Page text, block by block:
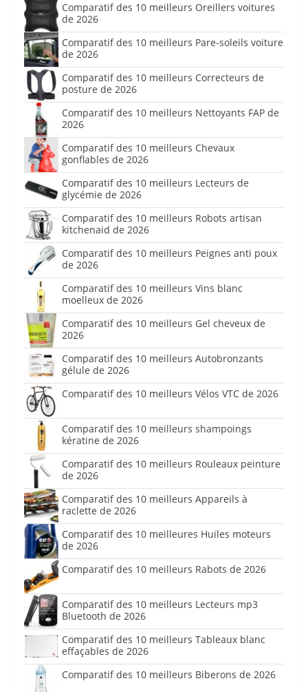
Comparatif des 10 meilleurs Oreillers voitures
de 2026
Comparatif des 10 meilleurs Pare-soleils voiture
de 2026
Comparatif des 10 meilleurs Correcteurs de
posture de 2026
Comparatif des 10 meilleurs Nettoyants FAP de
2026
Comparatif des 10 meilleurs Chevaux
gonflables de 2026
Comparatif des 10 meilleurs Lecteurs de
glycémie de 2026
Comparatif des 10 meilleurs Robots artisan
kitchenaid de 2026
Comparatif des 10 meilleurs Peignes anti poux
de 2026
Comparatif des 10 meilleurs Vins blanc
moelleux de 2026
Comparatif des 10 meilleurs Gel cheveux de
2026
Comparatif des 10 meilleurs Autobronzants
gélule de 2026
Comparatif des 10 meilleurs Vélos VTC de 2026
Comparatif des 10 meilleurs shampoings
kératine de 2026
Comparatif des 10 meilleurs Rouleaux peinture
de 2026
Comparatif des 10 meilleurs Appareils à
raclette de 2026
Comparatif des 10 meilleures Huiles moteurs
de 2026
Comparatif des 10 meilleurs Rabots de 2026
Comparatif des 10 meilleurs Lecteurs mp3
Bluetooth de 2026
Comparatif des 10 meilleurs Tableaux blanc
effaçables de 2026
Comparatif des 10 meilleurs Biberons de 2026